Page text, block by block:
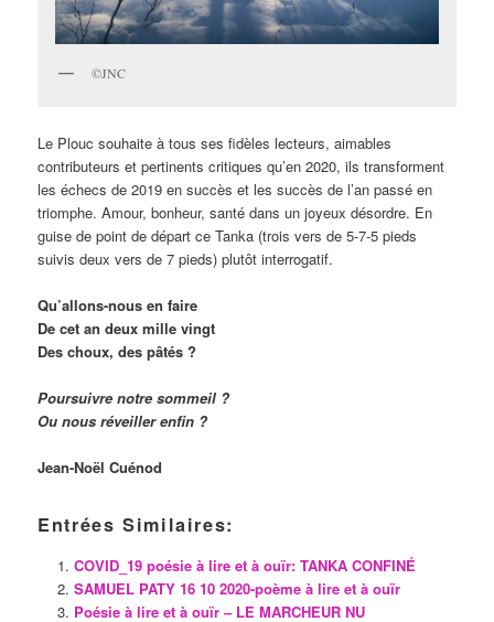
©JNC
Le Plouc souhaite à tous ses fidèles lecteurs, aimables
contributeurs et pertinents critiques qu’en 2020, ils transforment
les échecs de 2019 en succès et les succès de l’an passé en
triomphe. Amour, bonheur, santé dans un joyeux désordre. En
guise de point de départ ce Tanka (trois vers de 5-7-5 pieds
suivis deux vers de 7 pieds) plutôt interrogatif.
Qu’allons-nous en faire
De cet an deux mille vingt
Des choux, des pâtés ?
Poursuivre notre sommeil ?
Ou nous réveiller enfin ?
Jean-Noël Cuénod
Entrées Similaires:
COVID_19 poésie à lire et à ouïr: TANKA CONFINÉ
SAMUEL PATY 16 10 2020-poème à lire et à ouïr
Poésie à lire et à ouïr – LE MARCHEUR NU